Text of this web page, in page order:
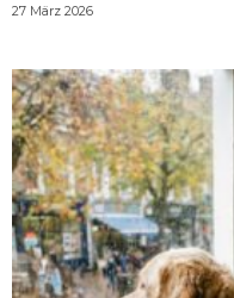
27 März 2026